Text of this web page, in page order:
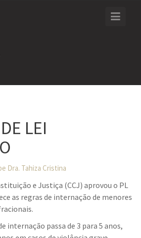
LEI
Dra. Tahiza Cristina
e Justiça (CCJ) aprovou o PL
as regras de internação de menores
internação passa de 3 para 5 anos,